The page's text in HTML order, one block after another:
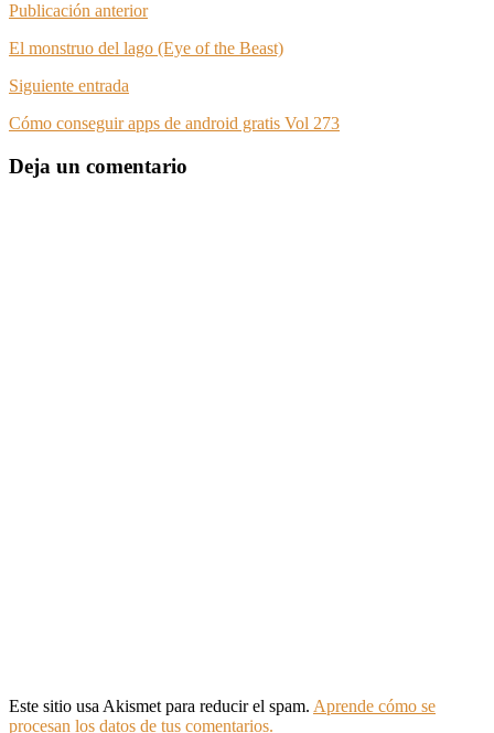
Publicación anterior
El monstruo del lago (Eye of the Beast)
Siguiente entrada
Cómo conseguir apps de android gratis Vol 273
Deja un comentario
Este sitio usa Akismet para reducir el spam. Aprende cómo se
procesan los datos de tus comentarios.